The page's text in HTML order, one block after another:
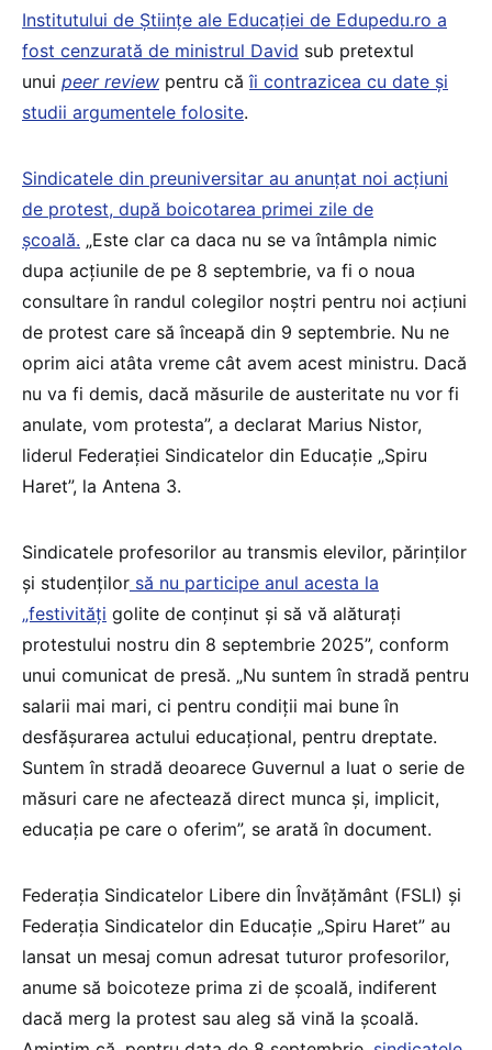
Institutului de Științe ale Educației de Edupedu.ro a
fost cenzurată de ministrul David sub pretextul
unui peer review pentru căîi contrazicea cu date și
studii argumentele folosite.
Sindicatele din preuniversitar au anunțat noi acțiuni
de protest, după boicotarea primei zile de
școală. „Este clar ca daca nu se va întâmpla nimic
dupa acțiunile de pe 8 septembrie, va fi o noua
consultare în randul colegilor noștri pentru noi acțiuni
de protest care să înceapă din 9 septembrie. Nu ne
oprim aici atâta vreme cât avem acest ministru. Dacă
nu va fi demis, dacă măsurile de austeritate nu vor fi
anulate, vom protesta”, a declarat Marius Nistor,
liderul Federației Sindicatelor din Educație „Spiru
Haret”, la Antena 3.
Sindicatele profesorilor au transmis elevilor, părinților
și studenților să nu participe anul acesta la
„festivități golite de conținut și să vă alăturați
protestului nostru din 8 septembrie 2025”, conform
unui comunicat de presă. „Nu suntem în stradă pentru
salarii mai mari, ci pentru condiții mai bune în
desfășurarea actului educațional, pentru dreptate.
Suntem în stradă deoarece Guvernul a luat o serie de
măsuri care ne afectează direct munca și, implicit,
educația pe care o oferim”, se arată în document.
Federația Sindicatelor Libere din Învățământ (FSLI) și
Federația Sindicatelor din Educație „Spiru Haret” au
lansat un mesaj comun adresat tuturor profesorilor,
anume să boicoteze prima zi de școală, indiferent
dacă merg la protest sau aleg să vină la școală.